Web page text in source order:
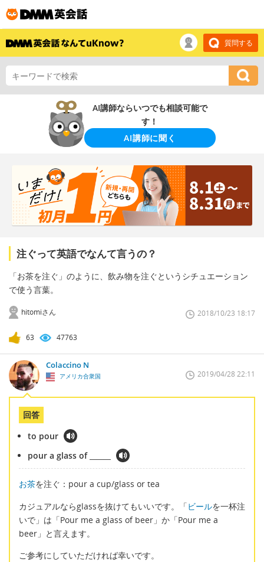
質問する
AI講師ならいつでも相談可能で
す！
AI講師に聞く
注ぐって英語でなんて言うの？
「お茶を注ぐ」のように、飲み物を注ぐというシチュエーション
で使う言葉。
hitomiさん 2018/10/23 18:17
63 47763
Colaccino N
アメリカ合衆国 2019/04/28 22:11
回答
to pour
pour a glass of ______
お茶を注ぐ：pour a cup/glass or tea
カジュアルならglassを抜けてもいいです。「ビールを一杯注
いで」は「Pour me a glass of beer」か「Pour me a
beer」と言えます。
ご参考にしていただければ幸いです。